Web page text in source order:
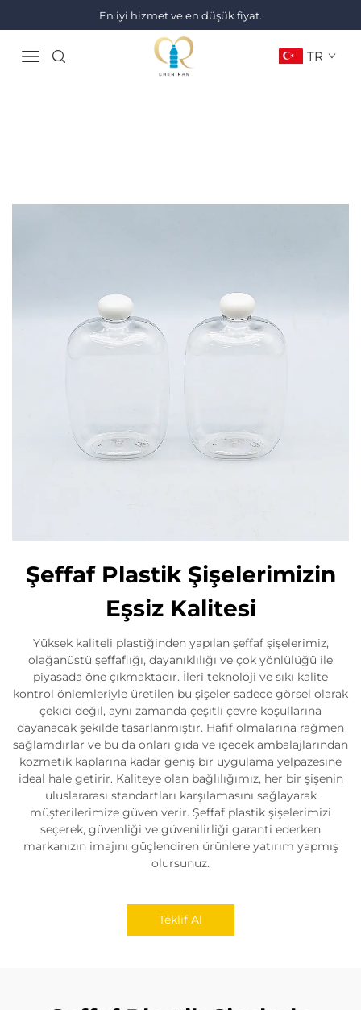
En iyi hizmet ve en düşük fiyat.
TR
Şeffaf Plastik Şişelerimizin
Eşsiz Kalitesi
Yüksek kaliteli plastiğinden yapılan şeffaf şişelerimiz,
olağanüstü şeffaflığı, dayanıklılığı ve çok yönlülüğü ile
piyasada öne çıkmaktadır. İleri teknoloji ve sıkı kalite
kontrol önlemleriyle üretilen bu şişeler sadece görsel olarak
çekici değil, aynı zamanda çeşitli çevre koşullarına
dayanacak şekilde tasarlanmıştır. Hafif olmalarına rağmen
sağlamdırlar ve bu da onları gıda ve içecek ambalajlarından
kozmetik kaplarına kadar geniş bir uygulama yelpazesine
ideal hale getirir. Kaliteye olan bağlılığımız, her bir şişenin
uluslararası standartları karşılamasını sağlayarak
müşterilerimize güven verir. Şeffaf plastik şişelerimizi
seçerek, güvenliği ve güvenilirliği garanti ederken
markanızın imajını güçlendiren ürünlere yatırım yapmış
olursunuz.
Teklif Al